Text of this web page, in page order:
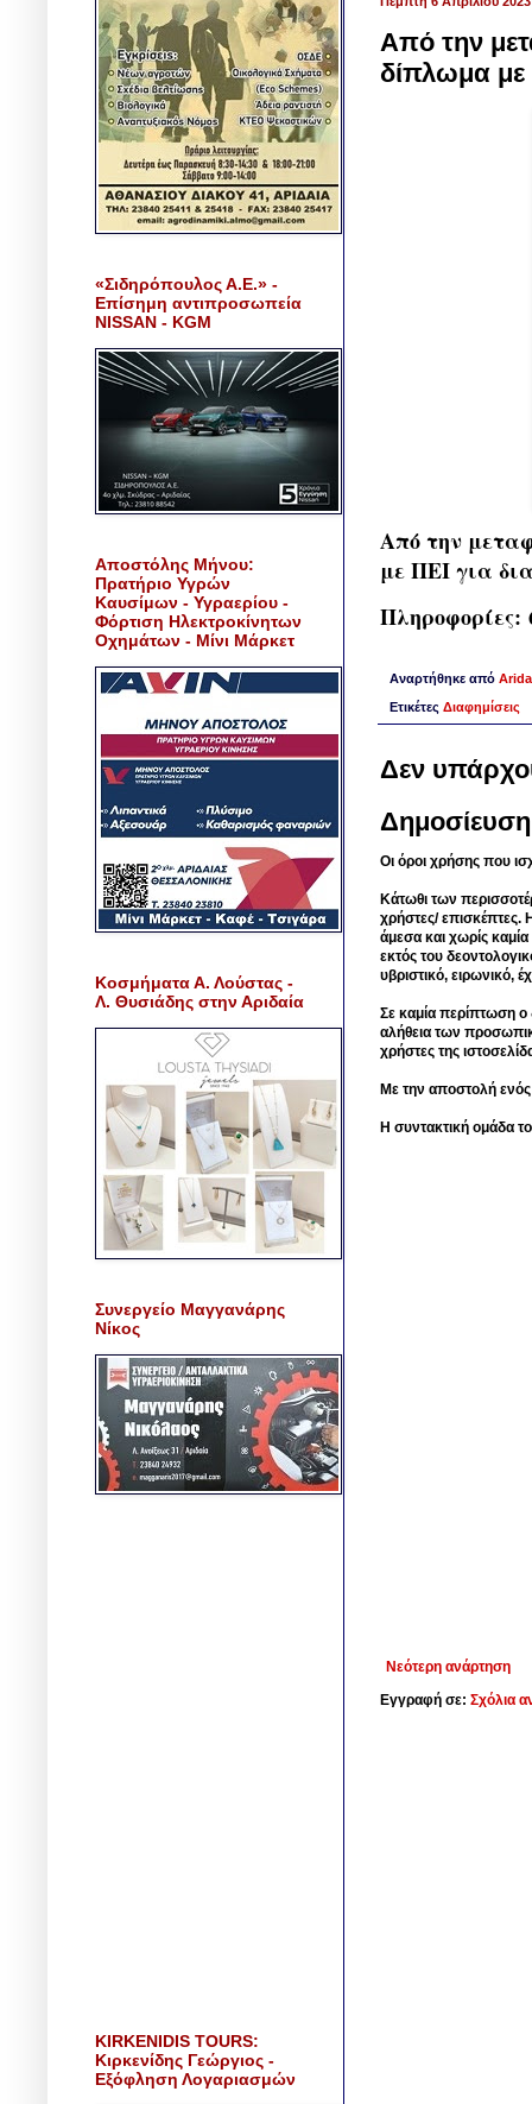
Από την
δίπλωμα με
Από την
με ΠΕΙ για
Πληροφορίες:
Αναρτήθηκε από
Ετικέτες Διαφημίσεις
Δεν
Οι όροι χρήσης που
Κάτωθι των
χρήστες/ επισκέπτες.
άμεσα και χωρίς
εκτός του
υβριστικό, ειρωνικό,
Σε καμία περίπτωση ο
αλήθεια των
χρήστες της
Με την αποστολή
Η συντακτική ομάδα
Νεότερη ανάρτηση
Εγγραφή σε: Σχόλια
«Σιδηρόπουλος Α.Ε.» -
Επίσημη αντιπροσωπεία
NISSAN - KGM
Αποστόλης Μήνου:
Πρατήριο Υγρών
Καυσίμων - Υγραερίου -
Φόρτιση Ηλεκτροκίνητων
Οχημάτων - Μίνι Μάρκετ
Κοσμήματα Α. Λούστας -
Λ. Θυσιάδης στην Αριδαία
Συνεργείο Μαγγανάρης
Νίκος
KIRKENIDIS TOURS:
Κιρκενίδης Γεώργιος -
Εξόφληση Λογαριασμών